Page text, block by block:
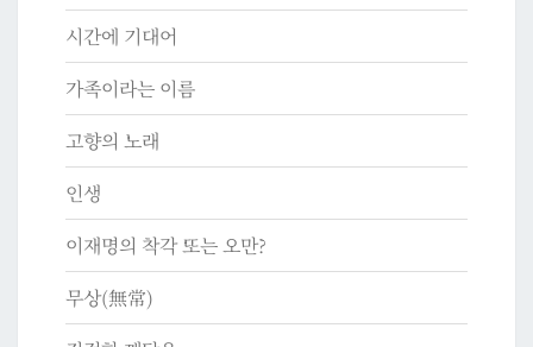
시간에 기대어
가족이라는 이름
고향의 노래
인생
이재명의 착각 또는 오만?
무상(無常)